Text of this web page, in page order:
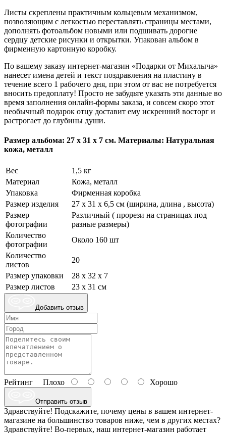
Листы скреплены практичным кольцевым механизмом,
позволяющим с легкостью переставлять страницы местами,
дополнять фотоальбом новыми или подшивать дорогие
сердцу детские рисунки и открытки. Упакован альбом в
фирменную картонную коробку.
По вашему заказу интернет-магазин «Подарки от Михалыча»
нанесет имена детей и текст поздравления на пластину в
течение всего 1 рабочего дня, при этом от вас не потребуется
вносить предоплату! Просто не забудьте указать эти данные во
время заполнения онлайн-формы заказа, и совсем скоро этот
необычный подарок отцу доставит ему искренний восторг и
растрогает до глубины души.
Размер альбома: 27 х 31 х 7 см. Материалы: Натуральная
кожа, металл
Вес
1,5 кг
Материал
Кожа, металл
Упаковка
Фирменная коробка
Размер изделия
27 x 31 x 6,5 см (ширина, длина , высота)
Размер
фотографии
Различный ( прорези на страницах под
разные размеры)
Количество
фотографии
Около 160 шт
Количество
листов
20
Размер упаковки
28 x 32 x 7
Размер листов
23 x 31 см
Добавить отзыв
Рейтинг Плохо Хорошо
Отправить отзыв
Здравствуйте! Подскажите, почему цены в вашем интернет-
магазине на большинство товаров ниже, чем в других местах?
Здравствуйте! Во-первых, наш интернет-магазин работает